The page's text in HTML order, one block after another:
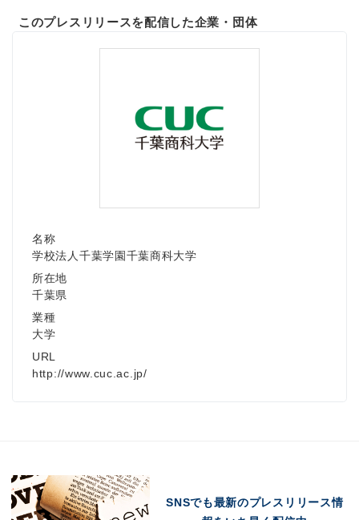
このプレスリリースを配信した企業・団体
名称
学校法人千葉学園千葉商科大学
所在地
千葉県
業種
大学
URL
http://www.cuc.ac.jp/
SNSでも最新のプレスリリース情